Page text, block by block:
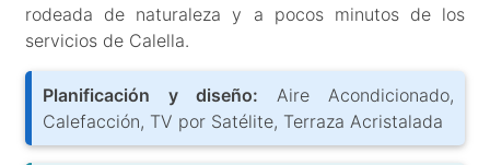
rodeada de naturaleza y a pocos minutos de los
servicios de Calella.
Planificación y diseño: Aire Acondicionado,
Calefacción, TV por Satélite, Terraza Acristalada